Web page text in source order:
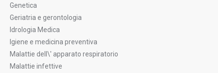
Genetica
Geriatria e gerontologia
Idrologia Medica
Igiene e medicina preventiva
Malattie dell\' apparato respiratorio
Malattie infettive